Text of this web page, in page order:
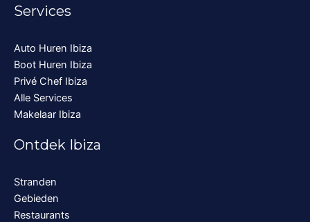
Services
Auto Huren Ibiza
Boot Huren Ibiza
Privé Chef Ibiza
Alle Services
Makelaar Ibiza
Ontdek Ibiza
Stranden
Gebieden
Restaurants